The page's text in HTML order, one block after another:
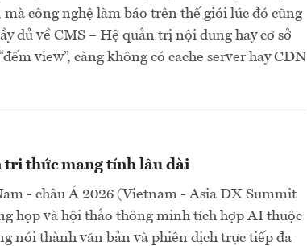
công nghệ làm báo trên thế giới lúc đó cũng
đủ về CMS – Hệ quản trị nội dung hay cơ sở
view”, càng không có cache server hay CDN
tri thức mang tính lâu dài
- châu Á 2026 (Vietnam - Asia DX Summit
họp và hội thảo thông minh tích hợp AI thuộc
nói thành văn bản và phiên dịch trực tiếp đa